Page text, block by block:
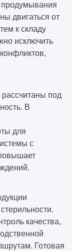
продумывания
двигаться от
к складу
исключить
под
В
для
с
качества,
Готовая